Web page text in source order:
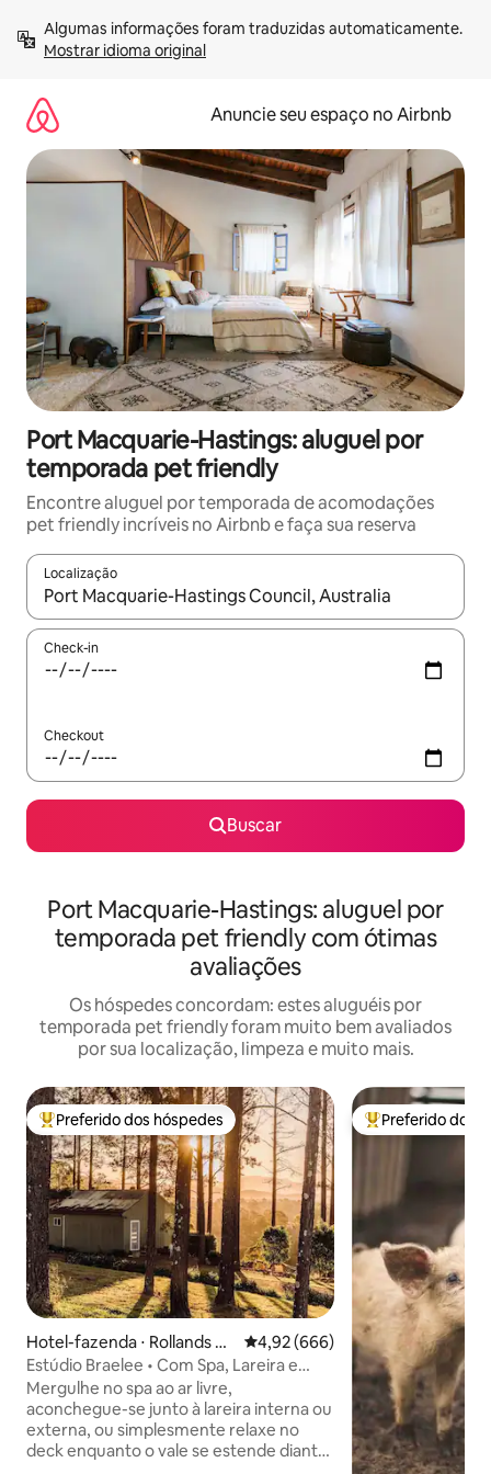
para
Mostrar idioma original
Anuncie seu espaço no Airbnb
Port Macquarie-Hastings: aluguel por
temporada pet friendly
Encontre aluguel por temporada de acomodações
pet friendly incríveis no Airbnb e faça sua reserva
Localização
Quando os resultados estiverem disponíveis, explore-os
Check-in
Checkout
Buscar
Port Macquarie-Hastings: aluguel por
temporada pet friendly com ótimas
avaliações
Os hóspedes concordam: estes aluguéis por
temporada pet friendly foram muito bem avaliados
por sua localização, limpeza e muito mais.
Entre os melhores preferidos dos hóspedes
Preferido dos hóspedes
Hotel-fazenda ⋅ Rollands Pl
ains
4,92 de uma avaliação média de
4,92 (666)
Estúdio Braelee • Com Spa, Lareira e
Vista para o Vale
Mergulhe no spa ao ar livre,
aconchegue-se junto à lareira interna ou
externa, ou simplesmente relaxe no
deck enquanto o vale se estende diante
Entre os
Preferido dos